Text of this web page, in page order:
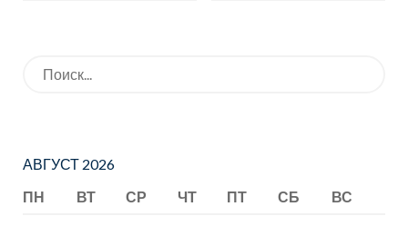
Искать:
АВГУСТ 2026
ПН
ВТ СР ЧТ ПТ СБ
ВС